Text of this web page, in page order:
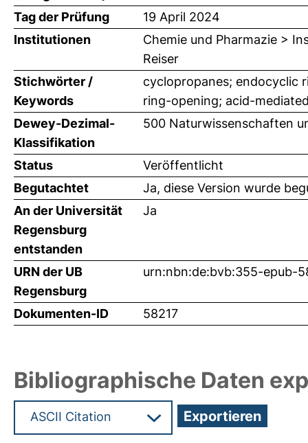
Tag der Prüfung
19 April 2024
Institutionen
Chemie und Pharmazie >
Reiser
Stichwörter /
Keywords
cyclopropanes; endocyclic
ring-opening; acid-
Dewey-Dezimal-
Klassifikation
500 Naturwissenschaften
Status
Veröffentlicht
Begutachtet
Ja, diese Version wurde
An der Universität
Regensburg
entstanden
Ja
URN der UB
Regensburg
urn:nbn:de:bvb:355-epub-
Dokumenten-ID 58217
Bibliographische Daten